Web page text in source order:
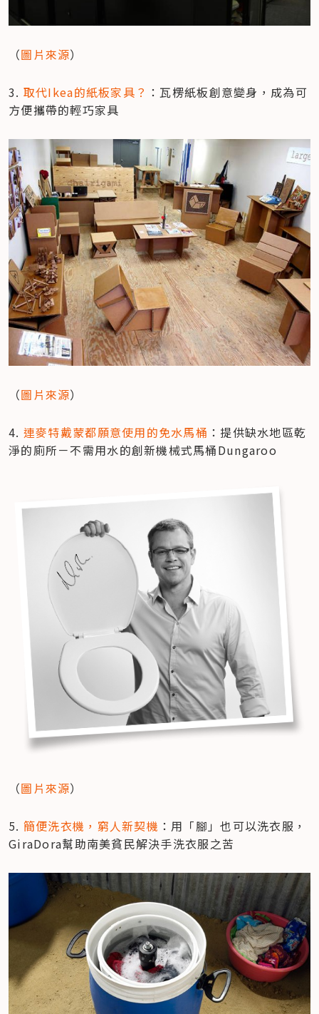
（圖片來源）
3. 取代Ikea的紙板家具？ ：瓦楞紙板創意變身，成為可
方便攜帶的輕巧家具
（圖片來源）
4. 連麥特戴蒙都願意使用的免水馬桶 ：提供缺水地區乾
淨的廁所－不需用水的創新機械式馬桶Dungaroo
（圖片來源）
5. 簡便洗衣機，窮人新契機 ：用「腳」也可以洗衣服，
GiraDora幫助南美貧民解決手洗衣服之苦